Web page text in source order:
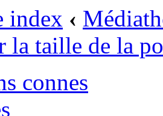
index ‹
la taille de la
connes